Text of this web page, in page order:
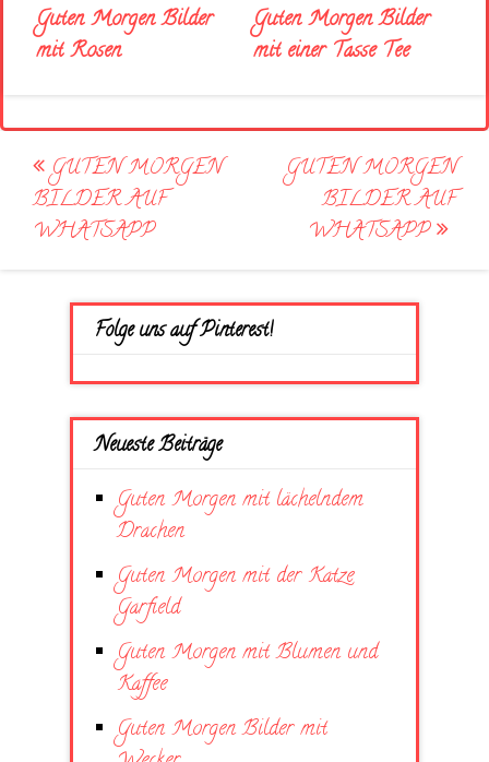
Guten Morgen Bilder
mit Rosen
Guten Morgen Bilder
mit einer Tasse Tee
Post
navigation
GUTEN MORGEN
BILDER AUF
WHATSAPP
GUTEN MORGEN
BILDER AUF
WHATSAPP
Folge uns auf Pinterest!
Neueste Beiträge
Guten Morgen mit lächelndem
Drachen
Guten Morgen mit der Katze
Garfield
Guten Morgen mit Blumen und
Kaffee
Guten Morgen Bilder mit